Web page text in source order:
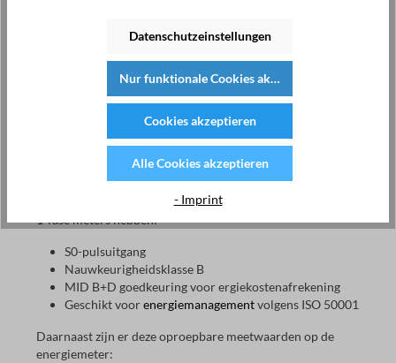
Energiemeters hoeven niet ingewikkeld te zijn om toch
over de hele linie te overtuigen. Het beste voorbeeld: de 1-
fasige wisselstroom meters van EMU Metering. De smalle
en dus ruimtebesparende 1-fasige meters zijn geschikt voor
directe aansluitingen tot 40 ampère. Wij bieden u twee
varianten van deze kWh-meters. Wilt u er een met S0-
pulsuitgang voor werkzame energie en een extra
interface? Of u nu kiest voor het eenvoudigere model
zonder interface of het model met geïntegreerde Meter-
bus, u kunt zich verheugen op deze eigenschappen die onze
1-fase meters hebben:
S0-pulsuitgang
Nauwkeurigheidsklasse B
MID B+D goedkeuring voor ergiekostenafrekening
Geschikt voorenergiemanagementvolgens ISO 50001
Daarnaast zijn er deze oproepbare meetwaarden op de
energiemeter:
Datenschutzeinstellungen
Nur funktionale Cookies akzeptieren
Cookies akzeptieren
Alle Cookies akzeptieren
- Imprint